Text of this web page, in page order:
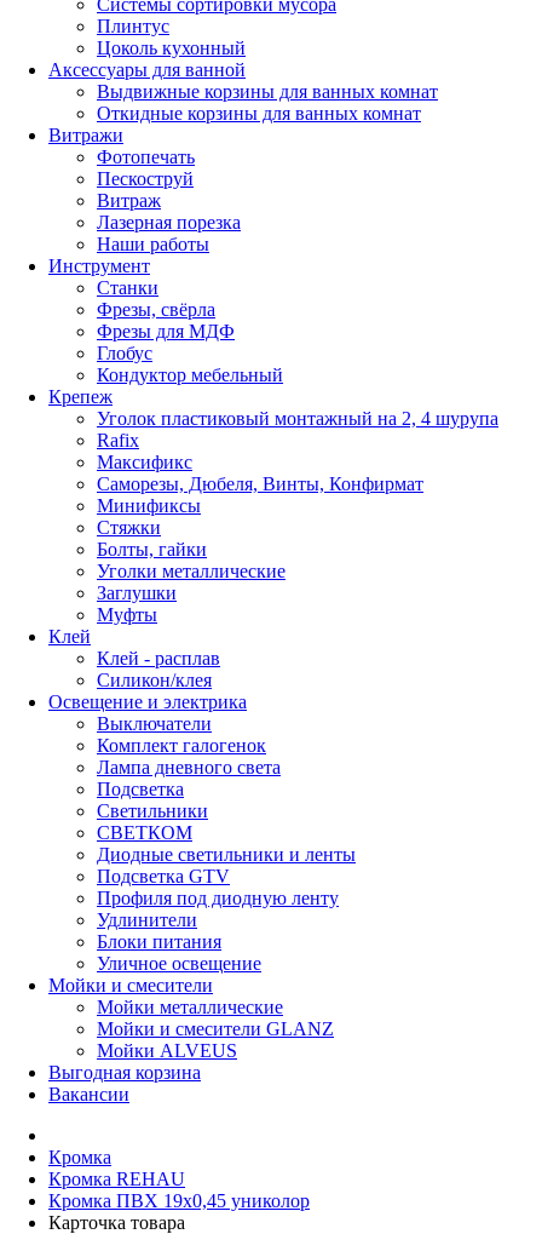
Плинтус
Цоколь кухонный
Аксессуары для ванной
Выдвижные корзины для ванных комнат
Откидные корзины для ванных комнат
Витражи
Фотопечать
Пескоструй
Витраж
Лазерная порезка
Наши работы
Инструмент
Станки
Фрезы, свёрла
Фрезы для МДФ
Глобус
Кондуктор мебельный
Крепеж
Уголок пластиковый монтажный на 2, 4 шурупа
Rafix
Максификс
Саморезы, Дюбеля, Винты, Конфирмат
Минификсы
Стяжки
Болты, гайки
Уголки металлические
Заглушки
Муфты
Клей
Клей - расплав
Силикон/клея
Освещение и электрика
Выключатели
Комплект галогенок
Лампа дневного света
Подсветка
Светильники
СВЕТКОМ
Диодные светильники и ленты
Подсветка GTV
Профиля под диодную ленту
Удлинители
Блоки питания
Уличное освещение
Мойки и смесители
Мойки металлические
Мойки и смесители GLANZ
Мойки ALVEUS
Выгодная корзина
Вакансии
Кромка
Кромка REHAU
Кромка ПВХ 19x0,45 униколор
Карточка товара